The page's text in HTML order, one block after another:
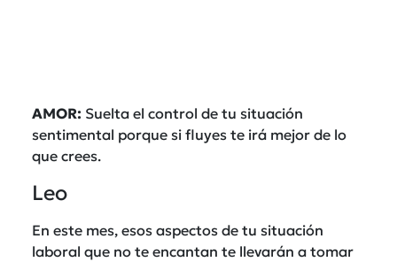
AMOR: Suelta el control de tu situación
sentimental porque si fluyes te irá mejor de lo
que crees.
Leo
En este mes, esos aspectos de tu situación
laboral que no te encantan te llevarán a tomar